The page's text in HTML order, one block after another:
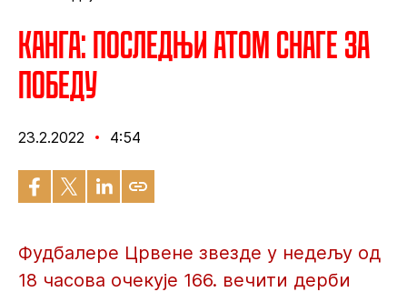
Канга: Последњи атом снаге за
победу
23.2.2022 4:54
Фудбалере Црвене звезде у недељу од
18 часова очекује 166. вечити дерби